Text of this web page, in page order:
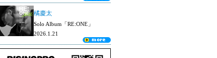
橘慶太
Solo Album「RE:ONE」
2026.1.21